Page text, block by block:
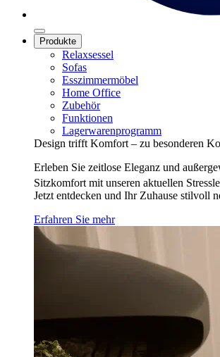
Produkte
Relaxsessel
Sofas
Esszimmermöbel
Home Office
Zubehör
Funktionen
Lagerwarenprogramm
Design trifft Komfort – zu besonderen
Erleben Sie zeitlose Eleganz und
Sitzkomfort mit unseren aktuellen
Jetzt entdecken und Ihr Zuhause stilvoll
Erfahren Sie mehr